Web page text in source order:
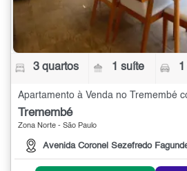
3 quartos 1 suíte
Apartamento à Venda no Tremembé
Tremembé
Zona Norte - São Paulo
Avenida Coronel Sezefredo Fagundes,